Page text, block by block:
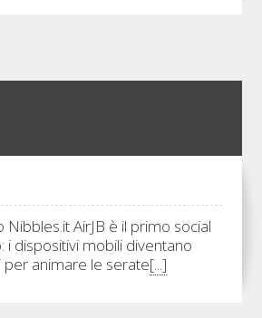
AirJB è il primo social
i dispositivi mobili diventano
animare le serate[...]